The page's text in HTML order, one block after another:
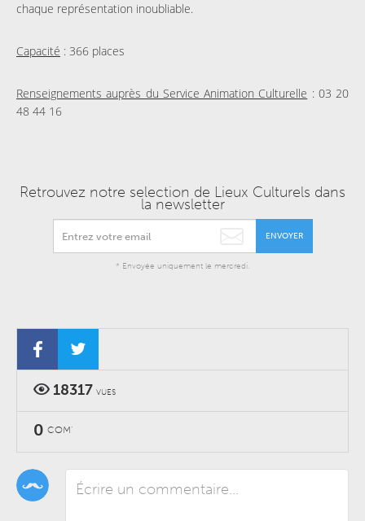
chaque représentation inoubliable.
Capacité : 366 places
Renseignements auprès du Service Animation Culturelle : 03 20
48 44 16
Retrouvez notre selection de Lieux Culturels dans
la newsletter
ENVOYER
* Envoyée uniquement le mercredi.
18317 VUES
0 COM'